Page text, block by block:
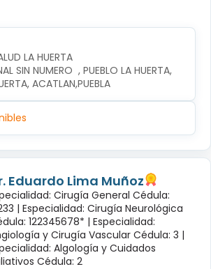
LA HUERTA
SIN NUMERO  , PUEBLO LA HUERTA,
ACATLAN,PUEBLA
Eduardo Lima Muñoz
Cirugía General Cédula:
| Especialidad: Cirugía Neurológica
122345678* | Especialidad:
y Cirugía Vascular Cédula: 3 |
Algología y Cuidados
Cédula: 2